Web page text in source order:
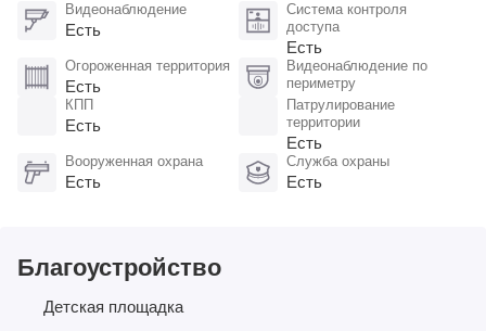
Видеонаблюдение
Есть
Система контроля
доступа
Есть
Огороженная территория
Есть
Видеонаблюдение по
периметру
КПП
Есть
Патрулирование
территории
Есть
Вооруженная охрана
Есть
Служба охраны
Есть
Благоустройство
Детская площадка